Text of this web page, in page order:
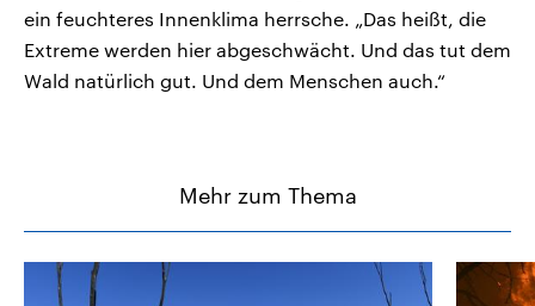
ein feuchteres Innenklima herrsche. „Das heißt, die
Extreme werden hier abgeschwächt. Und das tut dem
Wald natürlich gut. Und dem Menschen auch.“
Mehr zum Thema